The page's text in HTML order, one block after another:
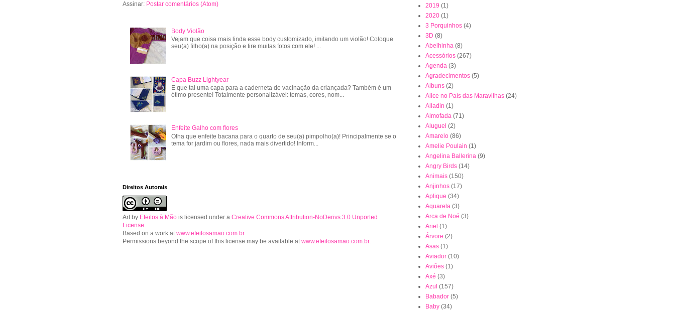
Assinar: Postar comentários (Atom)
Body Violão
Vejam que coisa mais linda esse body customizado, imitando um violão! Coloque
seu(a) filho(a) na posição e tire muitas fotos com ele! ...
Capa Buzz Lightyear
E que tal uma capa para a caderneta de vacinação da criançada? Também é um
ótimo presente! Totalmente personalizável: temas, cores, nom...
Enfeite Galho com flores
Olha que enfeite bacana para o quarto de seu(a) pimpolho(a)! Principalmente se o
tema for jardim ou flores, nada mais divertido! Inform...
Direitos Autorais
Art by Efeitos à Mão is licensed under a Creative Commons Attribution-NoDerivs 3.0 Unported
License
Based on a work at www.efeitosamao.com.br.
Permissions beyond the scope of this license may be available at www.efeitosamao.com.br.
2019 (1)
2020 (1)
3 Porquinhos (4)
3D (8)
Abelhinha (8)
Acessórios (267)
Agenda (3)
Agradecimentos (5)
Albuns (2)
Alice no País das Maravilhas (24)
Alladin (1)
Almofada (71)
Aluguel (2)
Amarelo (86)
Amelie Poulain (1)
Angelina Ballerina (9)
Angry Birds (14)
Animais (150)
Anjinhos (17)
Aplique (34)
Aquarela (3)
Arca de Noé (3)
Ariel (1)
Árvore (2)
Asas (1)
Aviador (10)
Aviões (1)
Axé (3)
Azul (157)
Babador (5)
Baby (34)